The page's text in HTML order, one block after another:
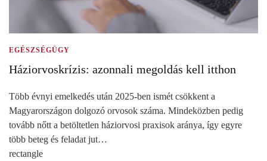
EGÉSZSÉGÜGY
Háziorvoskrízis: azonnali megoldás kell itthon
Több évnyi emelkedés után 2025-ben ismét csökkent a
Magyarországon dolgozó orvosok száma. Mindeközben pedig
tovább nőtt a betöltetlen háziorvosi praxisok aránya, így egyre
több beteg és feladat jut…
rectangle